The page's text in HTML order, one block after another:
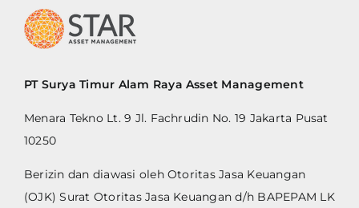
PT Surya Timur Alam Raya Asset Management
Menara Tekno Lt. 9 Jl. Fachrudin No. 19 Jakarta Pusat
10250
Berizin dan diawasi oleh Otoritas Jasa Keuangan
(OJK) Surat Otoritas Jasa Keuangan d/h BAPEPAM LK